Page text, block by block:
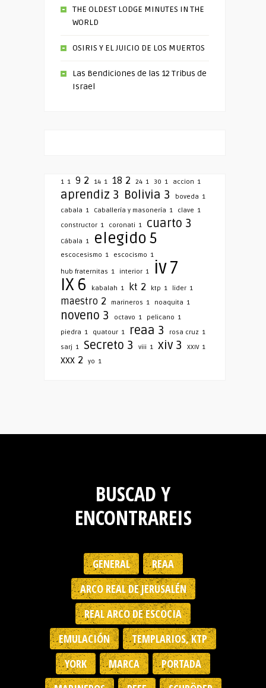
THE OLDEST LODGE MINUTES IN THE
WORLD
OSIRIS Y EL JUICIO DE LOS MUERTOS
Las Bendiciones de las 12 Tribus de
Israel
1 1 9 2 14 1 18 2 24 1 30 1 accion 1
aprendiz 3 Bolivia 3 boveda 1
cabala 1 Caballería y masonería 1 clave 1
constructor 1 coronati 1 cuarto 3
Cábala 1 elegido5
escocesismo 1 escocismo 1
hub fraternitas 1 interior 1 iv7
IX 6 kabalah 1 kt 2 ktp 1 lider 1
maestro 2 marineros 1 noaquita 1
noveno 3 octavo 1 pelicano 1
piedra 1 quatour 1 reaa 3 rosa cruz 1
sarj 1 Secreto 3 viii 1 xiv 3 XXIV 1
xxx 2 yo 1
BUSCAD Y
ENCONTRAREIS
GENERAL
REAA
ARCO REAL DE JERUSALÉN
REAL ARCO DE ESCOCIA
EMULACIÓN
TEMPLARIOS, KTP
YORK
MARCA
PORTADA